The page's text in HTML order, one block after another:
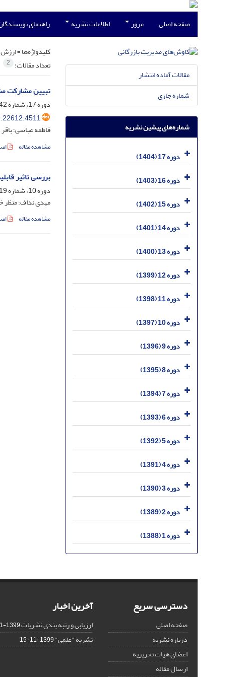
صفحه اصلی مرور اطلاعات نشریه راهنمای
کلیدواژه‌ها =
تعداد مقالات: 2
تبیین مشارکت
دوره 17، شماره 42، بهمن 1404، صفحه
فاطمه عباسی؛
مشاهده مقاله
بررسی تاثیر
دوره 10، شماره 19، شهریور 1397، صفحه
مهدی نداف؛ منظر
مشاهده مقاله
مقالات آماده انتشار
شماره جاری
شماره‌های پیشین نشریه
دوره 17 (1404)
دوره 16 (1403)
دوره 15 (1402)
دوره 14 (1401)
دوره 13 (1400)
دوره 12 (1399)
دوره 11 (1398)
دوره 10 (1397)
دوره 9 (1396)
دوره 8 (1395)
دوره 7 (1394)
دوره 6 (1393)
دوره 5 (1392)
دوره 4 (1391)
دوره 3 (1390)
دوره 2 (1389)
دوره 1 (1388)
دسترسی سریع
صفحه اصلی
درباره نشریه
اعضای هیات تحریریه
ارسال مقاله
آخرین اخبار
ارزیابی و رتبه بندی نشریات1399-11-15
نشریه "علمی"1399-11-15